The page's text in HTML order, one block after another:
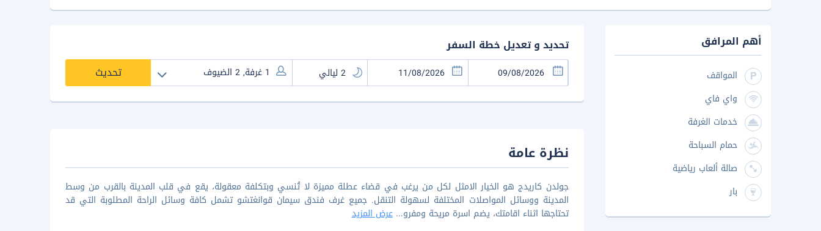
تحديد و تعديل خطة السفر
تحديث
نظرة عامة
جولدن كاريدج هو الخيار الامثل لكل من يرغب في قضاء عطلة مميزة لا تُنسي وبتكلفة معقولة، يقع في قلب المدينة بالقرب من وسط
المدينة ووسائل المواصلات المختلفة لسهولة التنقل. جميع غرف فندق سيمان قوانغتشو تشمل كافة وسائل الراحة المطلوبة التي قد
تحتاجها اثناء اقامتك، يضم اسرة مريحة ومفرو...عرض المزيد
أهم المرافق
المواقف
واي فاي
خدمات الغرفة
حمام السباحة
صالة ألعاب رياضية
بار